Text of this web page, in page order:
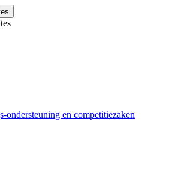
ondersteuning en competitiezaken